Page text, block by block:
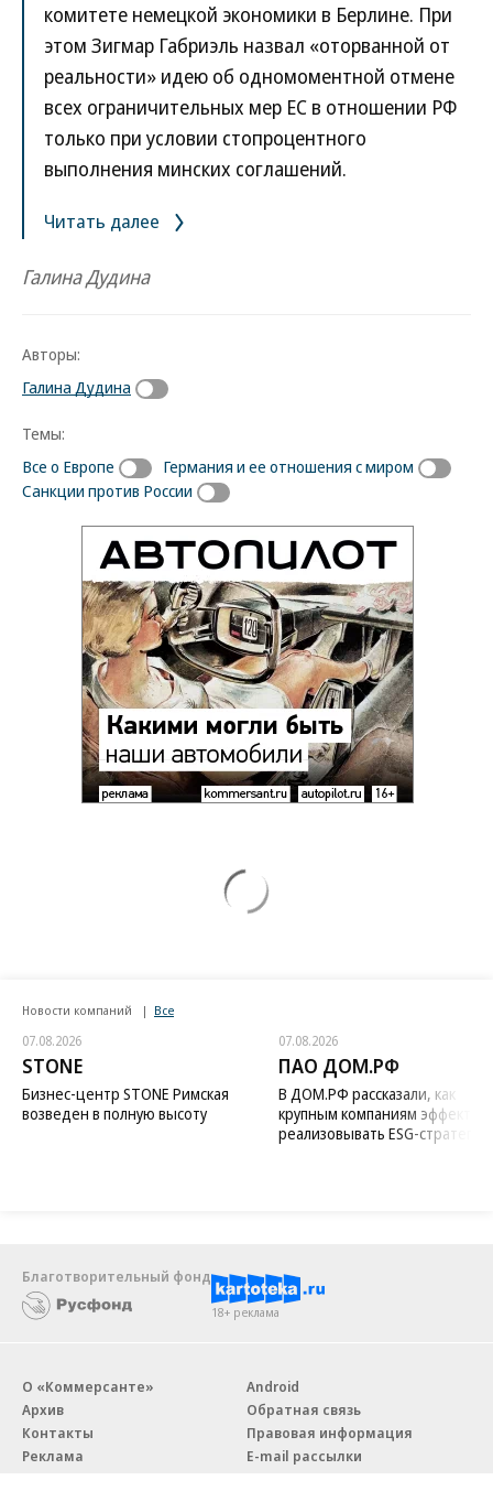
комитете немецкой экономики в Берлине. При
этом Зигмар Габриэль назвал «оторванной от
реальности» идею об одномоментной отмене
всех ограничительных мер ЕС в отношении РФ
только при условии стопроцентного
выполнения минских соглашений.
Читать далее
Галина Дудина
Авторы:
Галина Дудина
Темы:
Все о Европе
Германия и ее отношения с миром
Санкции против России
Новости компаний Все
07.08.2026
STONE
Бизнес-центр STONE Римская
возведен в полную высоту
07.08.2026
ПАО ДОМ.РФ
В ДОМ.РФ рассказали, как
крупным компаниям
реализовывать ESG-стратегию
Благотворительный фонд
18+ реклама
О «Коммерсанте»
Архив
Контакты
Реклама
Android
Обратная связь
Правовая информация
E-mail рассылки